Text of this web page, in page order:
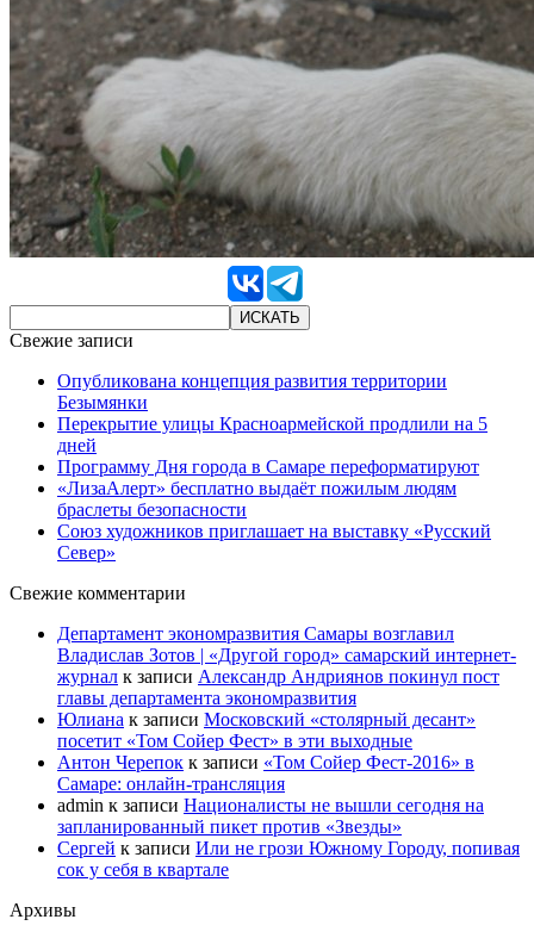
Свежие записи
Опубликована концепция развития территории
Безымянки
Перекрытие улицы Красноармейской продлили на 5
дней
Программу Дня города в Самаре переформатируют
«ЛизаАлерт» бесплатно выдаёт пожилым людям
браслеты безопасности
Союз художников приглашает на выставку «Русский
Север»
Свежие комментарии
Департамент экономразвития Самары возглавил
Владислав Зотов | «Другой город» самарский интернет-
журнал к записи Александр Андриянов покинул пост
главы департамента экономразвития
Юлиана к записи Московский «столярный десант»
посетит «Том Сойер Фест» в эти выходные
Антон Черепок к записи «Том Сойер Фест-2016» в
Самаре: онлайн-трансляция
admin к записи Националисты не вышли сегодня на
запланированный пикет против «Звезды»
Сергей к записи Или не грози Южному Городу, попивая
сок у себя в квартале
Архивы